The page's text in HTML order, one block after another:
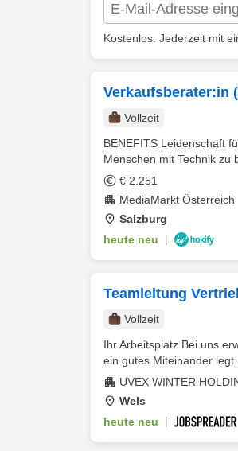
Kostenlos. Jederzeit mit
Verkaufsberater:in
Vollzeit
BENEFITS Leidenschaft
Menschen mit Technik zu
€ 2.251
MediaMarkt Österreich
Salzburg
heute neu
Teamleitung
Vollzeit
Ihr Arbeitsplatz Bei uns
ein gutes Miteinander
UVEX WINTER
Wels
heute neu